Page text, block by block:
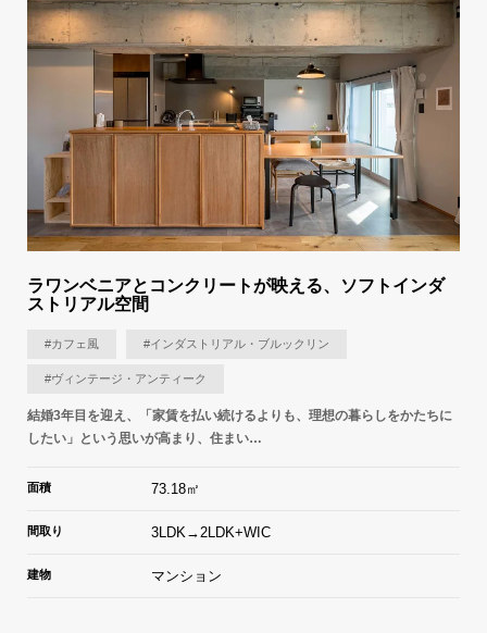
ラワンベニアとコンクリートが映える、ソフトインダ
ストリアル空間
#カフェ風 #インダストリアル・ブルックリン
#ヴィンテージ・アンティーク
結婚3年目を迎え、「家賃を払い続けるよりも、理想の暮らしをかたちに
したい」という思いが高まり、住まい…
面積 73.18㎡
間取り 3LDK→2LDK+WIC
建物 マンション